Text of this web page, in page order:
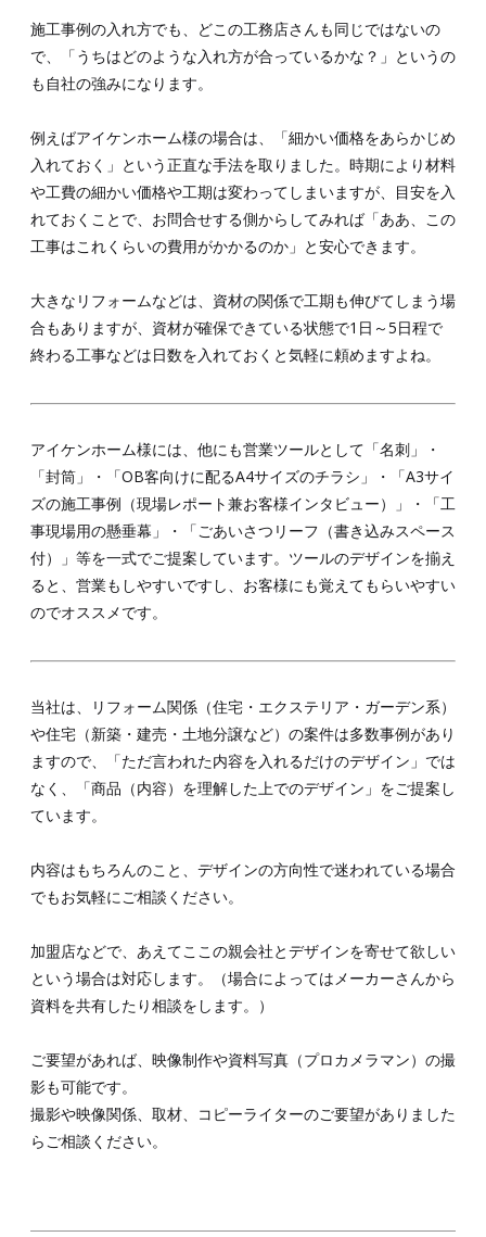
施工事例の入れ方でも、どこの工務店さんも同じではないの
で、「うちはどのような入れ方が合っているかな？」というの
も自社の強みになります。
例えばアイケンホーム様の場合は、「細かい価格をあらかじめ
入れておく」という正直な手法を取りました。時期により材料
や工費の細かい価格や工期は変わってしまいますが、目安を入
れておくことで、お問合せする側からしてみれば「ああ、この
工事はこれくらいの費用がかかるのか」と安心できます。
大きなリフォームなどは、資材の関係で工期も伸びてしまう場
合もありますが、資材が確保できている状態で1日～5日程で
終わる工事などは日数を入れておくと気軽に頼めますよね。
アイケンホーム様には、他にも営業ツールとして「名刺」・
「封筒」・「OB客向けに配るA4サイズのチラシ」・「A3サイ
ズの施工事例（現場レポート兼お客様インタビュー）」・「工
事現場用の懸垂幕」・「ごあいさつリーフ（書き込みスペース
付）」等を一式でご提案しています。ツールのデザインを揃え
ると、営業もしやすいですし、お客様にも覚えてもらいやすい
のでオススメです。
当社は、リフォーム関係（住宅・エクステリア・ガーデン系）
や住宅（新築・建売・土地分譲など）の案件は多数事例があり
ますので、「ただ言われた内容を入れるだけのデザイン」では
なく、「商品（内容）を理解した上でのデザイン」をご提案し
ています。
内容はもちろんのこと、デザインの方向性で迷われている場合
でもお気軽にご相談ください。
加盟店などで、あえてここの親会社とデザインを寄せて欲しい
という場合は対応します。（場合によってはメーカーさんから
資料を共有したり相談をします。）
ご要望があれば、映像制作や資料写真（プロカメラマン）の撮
影も可能です。
撮影や映像関係、取材、コピーライターのご要望がありました
らご相談ください。